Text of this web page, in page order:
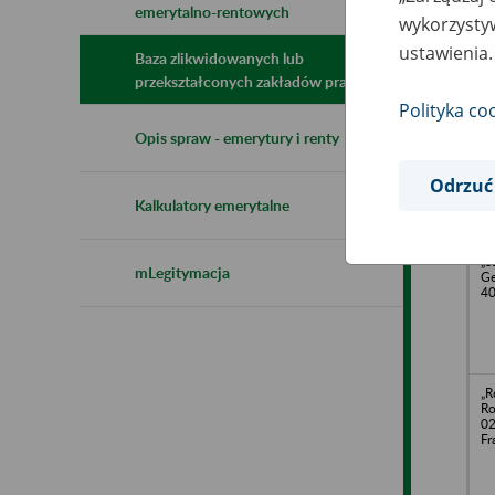
emerytalno-rentowych
Baza zlikwidowanych lub
przekształconych zakładów pracy
Opis spraw - emerytury i renty
Kalkulatory emerytalne
mLegitymacja
Polityka